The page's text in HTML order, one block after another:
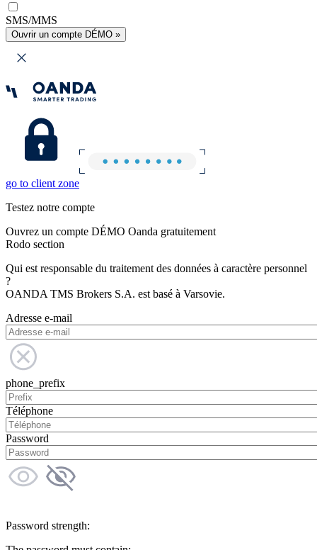
SMS/MMS
Ouvrir un compte DÉMO »
go to client zone
Testez notre compte
Ouvrez un compte DÉMO Oanda gratuitement
Rodo section
Qui est responsable du traitement des données à caractère personnel
?
OANDA TMS Brokers S.A. est basé à Varsovie.
Adresse e-mail
phone_prefix
Téléphone
Password
Password strength: